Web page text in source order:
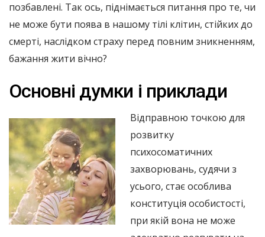
позбавлені. Так ось, піднімається питання про те, чи
не може бути поява в нашому тілі клітин, стійких до
смерті, наслідком страху перед повним зникненням,
бажання жити вічно?
Основні думки і приклади
Відправною точкою для
розвитку
психосоматичних
захворювань, судячи з
усього, стає особлива
конституція особистості,
при якій вона не може